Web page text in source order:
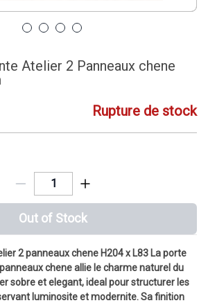
Atelier 2 Panneaux chene
Rupture de stock
Out of Stock
2 panneaux chene H204 x L83 La porte
chene allie le charme naturel du
sobre et elegant, ideal pour structurer les
luminosite et modernite. Sa finition